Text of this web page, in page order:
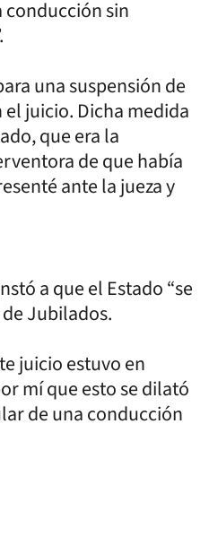
sin
una suspensión de
juicio. Dicha medida
que era la
de que había
ante la jueza y
a que el Estado “se
Jubilados.
juicio estuvo en
mí que esto se dilató
de una conducción